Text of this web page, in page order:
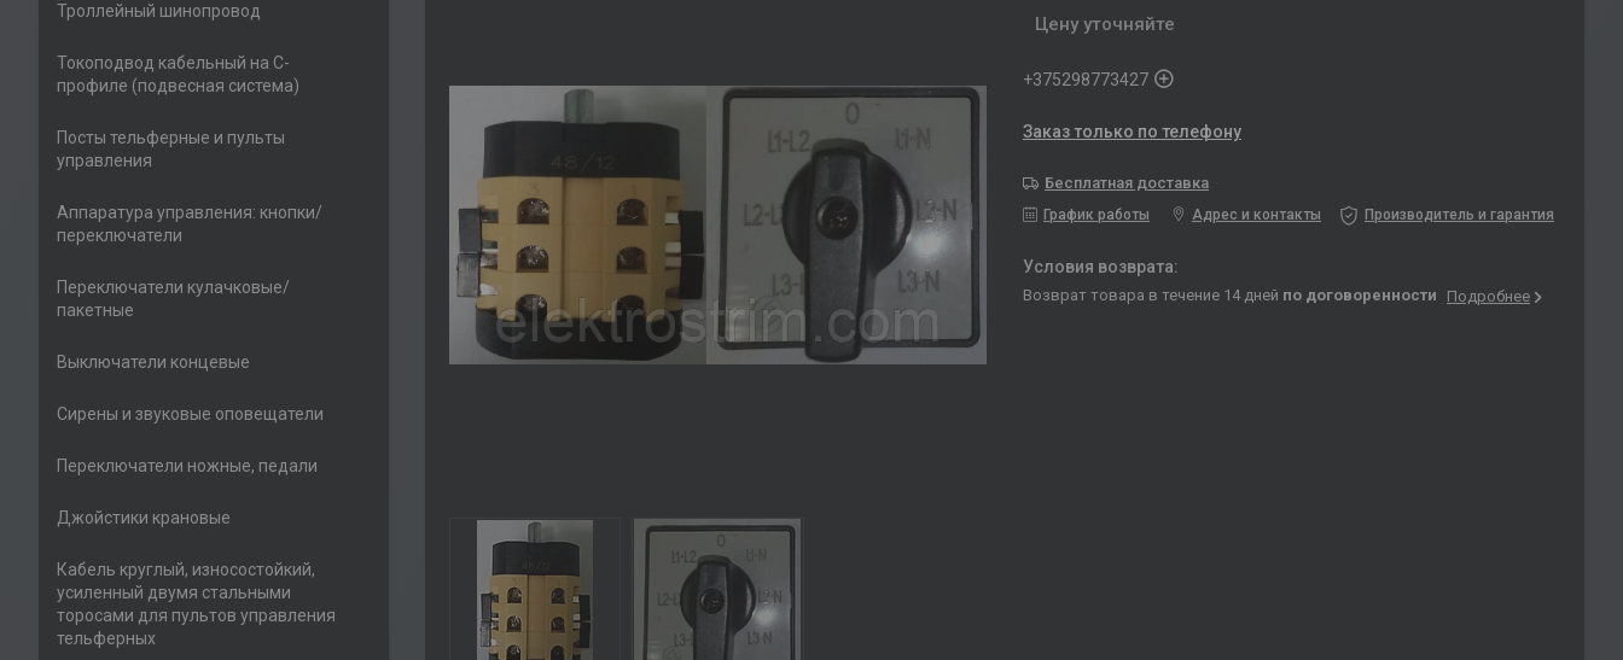
Цену уточняйте
+375298773427
Заказ только по телефону
Бесплатная доставка
График работы Адрес и контакты Производитель и гарантия
возврат товара в течение 14 дней по договоренности Подробнее
Троллейный шинопровод
Токоподвод кабельный на С-
профиле (подвесная система)
Посты тельферные и пульты
управления
Аппаратура управления: кнопки/
переключатели
Переключатели кулачковые/
пакетные
Выключатели концевые
Сирены и звуковые оповещатели
Переключатели ножные, педали
Джойстики крановые
Кабель круглый, износостойкий,
усиленный двумя стальными
торосами для пультов управления
тельферных